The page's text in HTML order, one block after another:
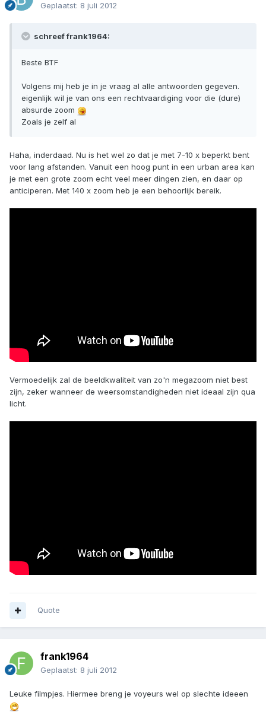
Geplaatst: 8 juli 2012
schreef frank1964:
Beste BTF
Volgens mij heb je in je vraag al alle antwoorden gegeven.
eigenlijk wil je van ons een rechtvaardiging voor die (dure)
absurde zoom
Zoals je zelf al
Haha, inderdaad. Nu is het wel zo dat je met 7-10 x beperkt bent
voor lang afstanden. Vanuit een hoog punt in een urban area kan
je met een grote zoom echt veel meer dingen zien, en daar op
anticiperen. Met 140 x zoom heb je een behoorlijk bereik.
Vermoedelijk zal de beeldkwaliteit van zo'n megazoom niet best
zijn, zeker wanneer de weersomstandigheden niet ideaal zijn qua
licht.
Quote
frank1964
Geplaatst: 8 juli 2012
Leuke filmpjes. Hiermee breng je voyeurs wel op slechte ideeen